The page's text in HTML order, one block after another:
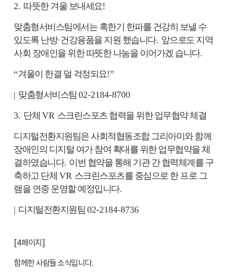
2. 따뜻한 겨울 보내세요 !
맞춤형서비스팀에서는 혹한기 한파를 건강히 보낼 수
있도록 난방· 건강용품을 지원 했습니다. 앞으로도 지역
사회 장애인을 위한 따뜻한 나눔을 이어가겠 습니다.
“겨울이 한결 덜 걱정되요 !”
| 맞춤형서비스팀 02-2184-8700
3. 단체 VR 스크린스포츠 협력을 위한 업무협약 체결
디지털전환지원팀은 사회적협동조합 그리아미와 함께
장애인의 디지털 여가 참여 확대를 위한 업무협약을 체
결하였습니다. 이번 협약을 통해 기관 간 협력체계를 구
축하고 단체 VR 스크린스포츠를 중심으로 한 프로 그
램을 연중 운영할 예정입니다.
| 디지털전환지원팀 02-2184-8736
[4페이지]
함께한 사람들 소식입니다.